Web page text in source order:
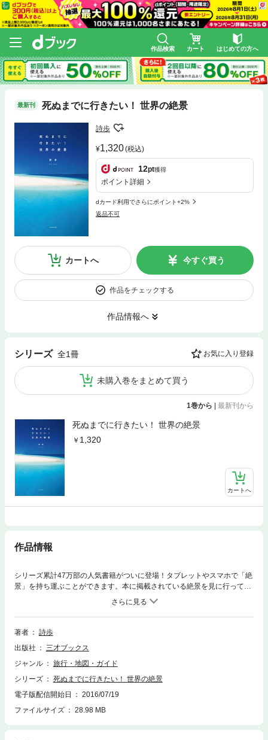
作品検索 カート はじめての方へ
最新刊 死ぬまでに行きたい！ 世界の絶景
詩歩
1,320(税込)
12pt獲得
ポイント詳細
dカード利用でさらにポイント+2%
返品不可
カートへ 今すぐ買う
作品をチェックする
作品情報へ
シリーズ 全1冊 お気に入り登録
未購入巻をまとめて買う
1巻から 最新刊から
死ぬまでに行きたい！ 世界の絶景
1,320
カートへ
作品情報
シリーズ累計47万部の人気書籍がついに登場！タブレットやスマホで「絶
景」を持ち運ぶことができます。本に掲載されている絶景を見に行って、
見比べてみるといった楽しみ方も可能。本書は56万人が「いいね！」した
Facebookページ「死ぬまでに行きたい！ 世界の絶景」から特に人気のあ
った絶景を厳選した写真集。美しく迫力のある写真で、世界中の楽園・秘
境・奇景を楽しめる一冊。予算やオススメの時期などが分かる旅行ガイド
絶景はどこ？
著者
詩歩
出版社
三才ブックス
ジャンル
旅行・地図・ガイド
シリーズ
死ぬまでに行きたい！ 世界の絶景
電子版配信開始日
2016/07/19
ファイルサイズ
28.98 MB